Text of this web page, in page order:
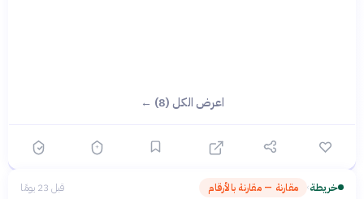
اعرض الكل (8) ←
خريطة› مقارنة — مقارنة بالأرقام قبل 23 يومًا